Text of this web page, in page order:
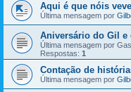
Aqui é que nóis
Última mensagem por
Aniversário do Gil e
Última mensagem por
Respostas: 1
Contação de
Última mensagem por